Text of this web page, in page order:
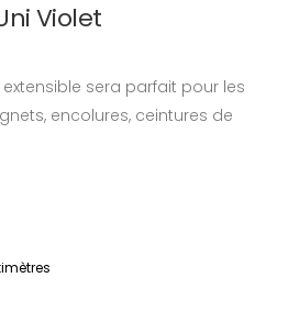
Violet
sera parfait pour les
encolures, ceintures de